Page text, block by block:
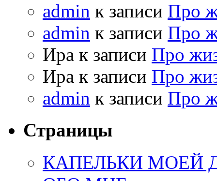
admin к записи Про
admin к записи Про
Ира к записи Про
Ира к записи Про
admin к записи Про
Страницы
КАПЕЛЬКИ МОЕЙ